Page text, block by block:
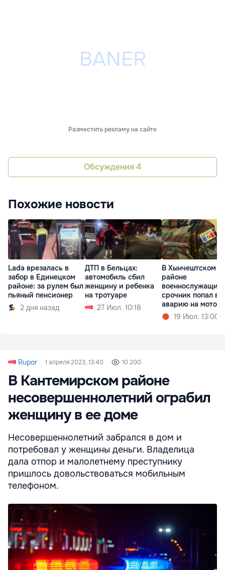
Разместить рекламу на сайте
Обсуждения 4
Похожие новости
Lada врезалась в
забор в Единецком
районе: за рулем был
пьяный пенсионер
2 дня назад
ДТП в Бельцах:
автомобиль сбил
женщину и ребенка
на тротуаре
27 Июл. 10:18
В Хынчештском
районе
военнослужащий-
срочник попал в
аварию на
19 Июл. 13:00
Rupor 1 апреля 2023, 13:40 10 200
В Кантемирском районе
несовершеннолетний ограбил
женщину в ее доме
Несовершеннолетний забрался в дом и
потребовал у женщины деньги. Владелица
дала отпор и малолетнему преступнику
пришлось довольствоваться мобильным
телефоном.